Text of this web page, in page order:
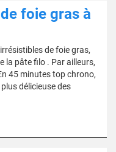
foie gras à
de foie gras,
la pâte filo . Par ailleurs,
45 minutes top chrono,
délicieuse des